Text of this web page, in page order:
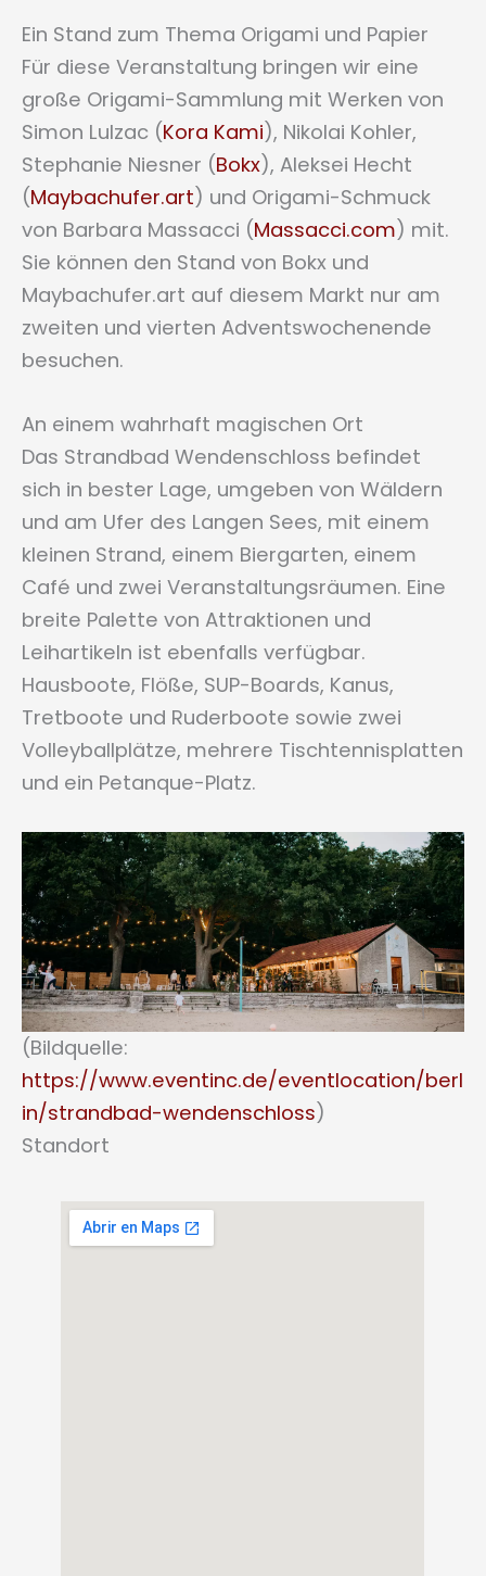
Ein Stand zum Thema Origami und Papier
Für diese Veranstaltung bringen wir eine
große Origami-Sammlung mit Werken von
Simon Lulzac (Kora Kami), Nikolai Kohler,
Stephanie Niesner (Bokx), Aleksei Hecht
(Maybachufer.art) und Origami-Schmuck
von Barbara Massacci (Massacci.com) mit.
Sie können den Stand von Bokx und
Maybachufer.art auf diesem Markt nur am
zweiten und vierten Adventswochenende
besuchen.
An einem wahrhaft magischen Ort
Das Strandbad Wendenschloss befindet
sich in bester Lage, umgeben von Wäldern
und am Ufer des Langen Sees, mit einem
kleinen Strand, einem Biergarten, einem
Café und zwei Veranstaltungsräumen. Eine
breite Palette von Attraktionen und
Leihartikeln ist ebenfalls verfügbar.
Hausboote, Flöße, SUP-Boards, Kanus,
Tretboote und Ruderboote sowie zwei
Volleyballplätze, mehrere Tischtennisplatten
und ein Petanque-Platz.
(Bildquelle:
https://www.eventinc.de/eventlocation/berl
in/strandbad-wendenschloss)
Standort